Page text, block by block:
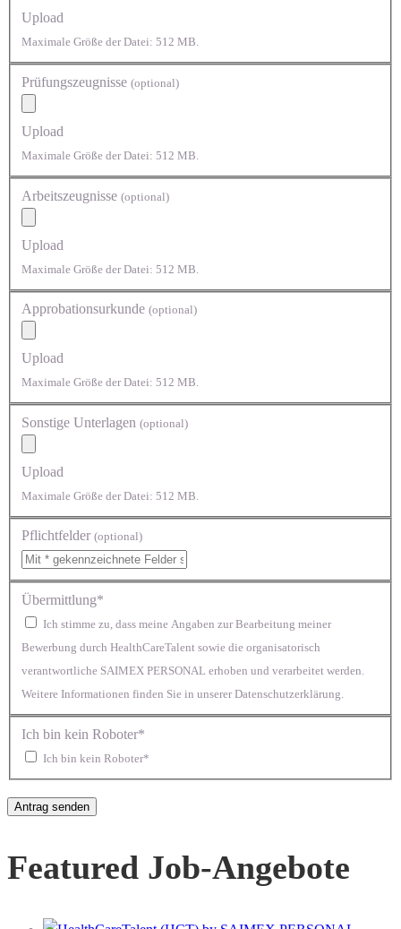
Upload
Maximale Größe der Datei: 512 MB.
Prüfungszeugnisse (optional)
Upload
Maximale Größe der Datei: 512 MB.
Arbeitszeugnisse (optional)
Upload
Maximale Größe der Datei: 512 MB.
Approbationsurkunde (optional)
Upload
Maximale Größe der Datei: 512 MB.
Sonstige Unterlagen (optional)
Upload
Maximale Größe der Datei: 512 MB.
Pflichtfelder (optional)
Übermittlung*
Ich stimme zu, dass meine Angaben zur Bearbeitung meiner
Bewerbung durch HealthCareTalent sowie die organisatorisch
verantwortliche SAIMEX PERSONAL erhoben und verarbeitet werden.
Weitere Informationen finden Sie in unserer Datenschutzerklärung.
Ich bin kein Roboter*
Ich bin kein Roboter*
Featured Job-Angebote